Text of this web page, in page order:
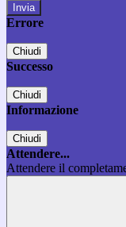
Errore
Chiudi
Successo
Chiudi
Informazione
Chiudi
Attendere...
Attendere il